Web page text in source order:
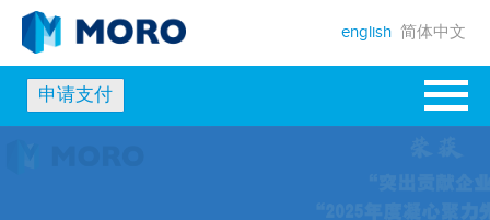
english 简体中文
申请支付